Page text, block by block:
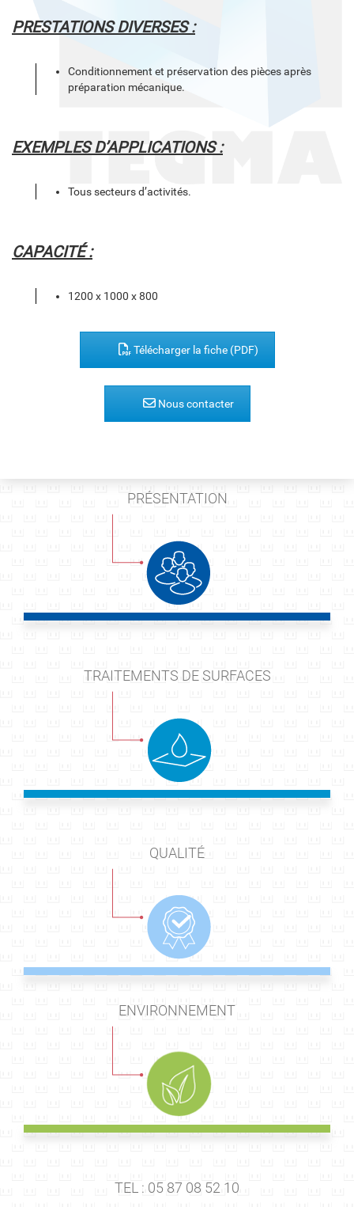
PRESTATIONS DIVERSES :
Conditionnement et préservation des pièces après
préparation mécanique.
EXEMPLES D’APPLICATIONS :
Tous secteurs d’activités.
CAPACITÉ :
1200 x 1000 x 800
Télécharger la fiche (PDF)
Nous contacter
PRÉSENTATION
TRAITEMENTS DE SURFACES
QUALITÉ
ENVIRONNEMENT
TEL : 05 87 08 52 10